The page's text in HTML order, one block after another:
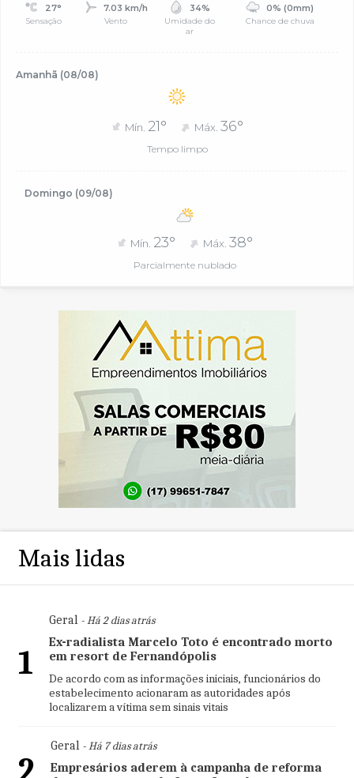
27°
Sensação
7.03 km/h
Vento
34%
Umidade do
ar
0% (0mm)
Chance de chuva
Amanhã (08/08)
Mín. 21° Máx. 36°
Tempo limpo
Domingo (09/08)
Mín. 23° Máx.38°
Parcialmente nublado
Mais lidas
1
Geral- Há 2 dias atrás
Ex-radialista Marcelo Toto é encontrado morto
em resort de Fernandópolis
De acordo com as informações iniciais, funcionários do
estabelecimento acionaram as autoridades após
localizarem a vítima sem sinais vitais
Geral- Há 7 dias atrás
Empresários aderem à campanha de reforma